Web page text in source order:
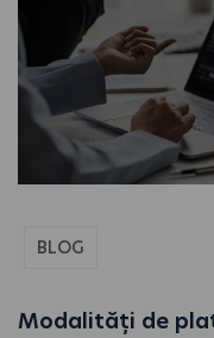
BLOG
Modalități de